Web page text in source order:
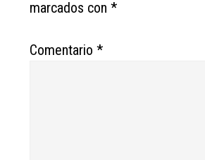
marcados con*
Comentario*